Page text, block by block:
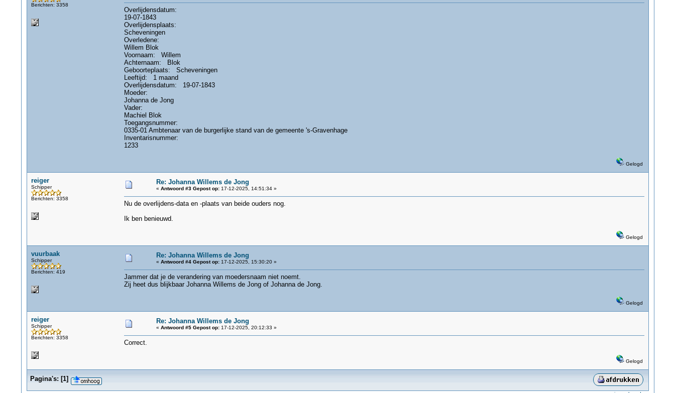
Berichten: 3358
Overlijdensdatum:
19-07-1843
Overlijdensplaats:
Scheveningen
Overledene:
Willem Blok
Voornaam: Willem
Achternaam: Blok
Geboorteplaats: Scheveningen
Leeftijd: 1 maand
Overlijdensdatum: 19-07-1843
Moeder:
Johanna de Jong
Vader:
Machiel Blok
Toegangsnummer:
0335-01 Ambtenaar van de burgerlijke stand van de gemeente 's-Gravenhage
Inventarisnummer:
1233
Gelogd
reiger
Schipper
Berichten: 3358
Re: Johanna Willems de Jong
« Antwoord #3 Gepost op:17-12-2025, 14:51:34 »
Nu de overlijdens-data en -plaats van beide ouders nog.
Ik ben benieuwd.
Gelogd
vuurbaak
Schipper
Berichten: 419
Re: Johanna Willems de Jong
« Antwoord #4 Gepost op:17-12-2025, 15:30:20 »
Jammer dat je de verandering van moedersnaam niet noemt.
Zij heet dus blijkbaar Johanna Willems de Jong of Johanna de Jong.
Gelogd
reiger
Schipper
Berichten: 3358
Re: Johanna Willems de Jong
« Antwoord #5 Gepost op:17-12-2025, 20:12:33 »
Correct.
Gelogd
Pagina's: [1]